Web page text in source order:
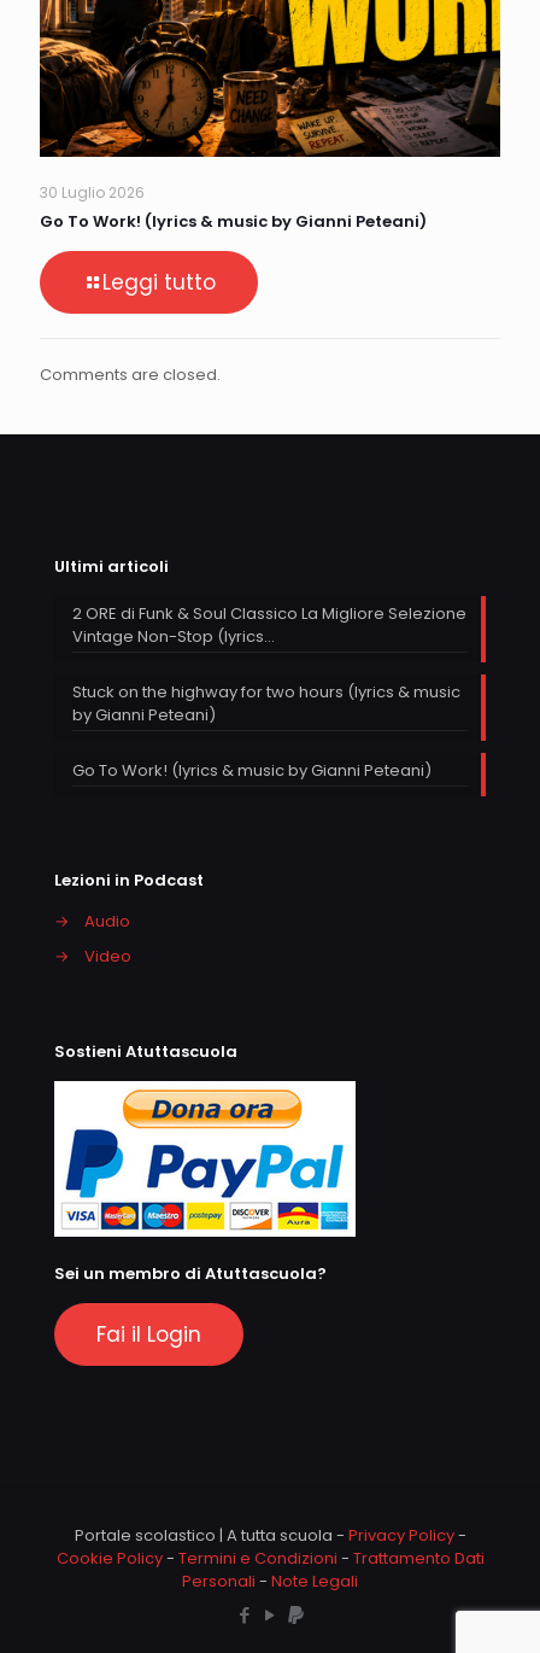
30 Luglio 2026
Go To Work! (lyrics & music by Gianni Peteani)
Leggi tutto
Comments are closed.
Ultimi articoli
2 ORE di Funk & Soul Classico La Migliore Selezione
Vintage Non-Stop (lyrics…
Stuck on the highway for two hours (lyrics & music
by Gianni Peteani)
Go To Work! (lyrics & music by Gianni Peteani)
Lezioni in Podcast
→
Audio
→
Video
Sostieni Atuttascuola
Sei un membro di Atuttascuola?
Fai il Login
Portale scolastico | A tutta scuola - Privacy Policy-
Cookie Policy- Termini e Condizioni - Trattamento Dati
Personali - Note Legali